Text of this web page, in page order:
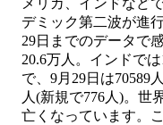
デミック第二波が進
29日までのデータで
20.6万人。インドで
で、9月29日は70589
人(新規で776人)。世
亡くなっています。